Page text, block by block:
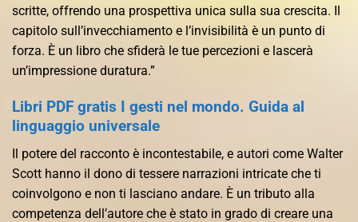
scritte, offrendo una prospettiva unica sulla sua crescita. Il
capitolo sull’invecchiamento e l’invisibilità è un punto di
forza. È un libro che sfiderà le tue percezioni e lascerà
un’impressione duratura.”
Libri PDF gratis I gesti nel mondo. Guida al
linguaggio universale
Il potere del racconto è incontestabile, e autori come Walter
Scott hanno il dono di tessere narrazioni intricate che ti
coinvolgono e non ti lasciano andare. È un tributo alla
competenza dell’autore che è stato in grado di creare una